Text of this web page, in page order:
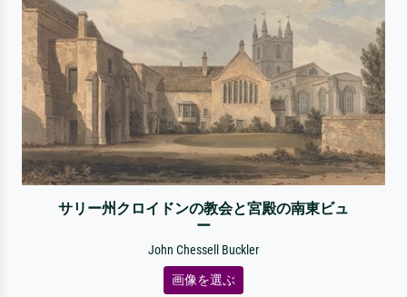
サリー州クロイドンの教会と宮殿の南東ビュ
ー
John Chessell Buckler
画像を選ぶ